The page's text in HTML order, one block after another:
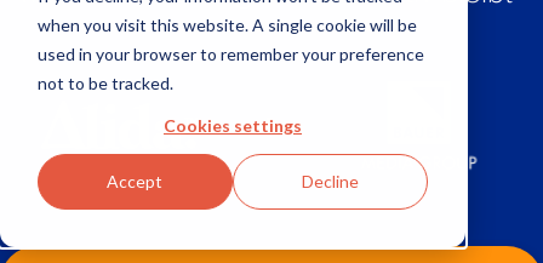
when you visit this website. A single cookie will be
used in your browser to remember your preference
not to be tracked.
Cookies settings
Accept Decline
+